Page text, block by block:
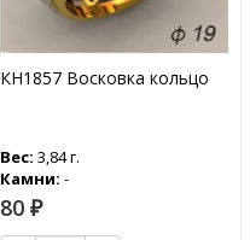
КН1857 Восковка кольцо
Вес: 3,84 г.
Камни: -
80 ₽